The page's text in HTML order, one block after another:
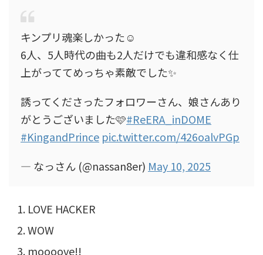
キンプリ魂楽しかった☺️
6人、5人時代の曲も2人だけでも違和感なく仕
上がっててめっちゃ素敵でした✨
誘ってくださったフォロワーさん、娘さんあり
がとうございました🩷#ReERA_inDOME
#KingandPrince pic.twitter.com/426oalvPGp
— なっさん (@nassan8er) May 10, 2025
LOVE HACKER
WOW
moooove!!